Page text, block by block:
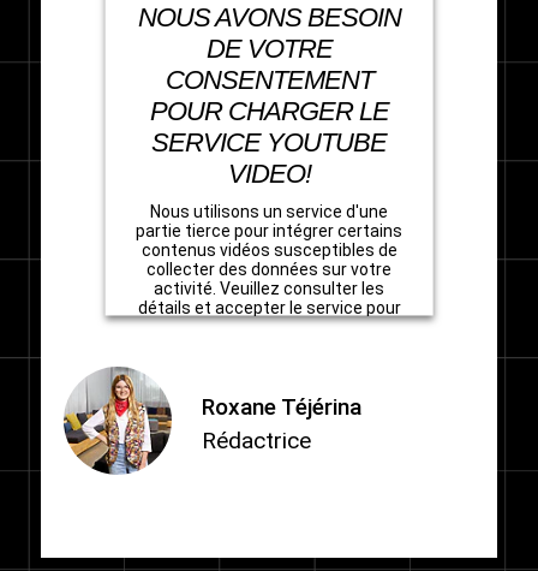
NOUS AVONS BESOIN
DE VOTRE
CONSENTEMENT
POUR CHARGER LE
SERVICE YOUTUBE
VIDEO!
Nous utilisons un service d'une
partie tierce pour intégrer certains
contenus vidéos susceptibles de
collecter des données sur votre
activité. Veuillez consulter les
détails et accepter le service pour
regarder cette vidéo.
Accepter
Roxane Téjérina
Rédactrice